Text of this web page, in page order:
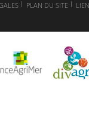
PLAN DU SITE